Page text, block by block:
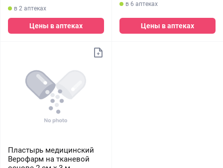
в 2 аптеках
Цены в аптеках
в 6 аптеках
Цены в аптеках
Пластырь медицинский
Верофарм на тканевой